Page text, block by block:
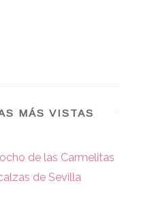
MÁS VISTAS
de las Carmelitas
de Sevilla